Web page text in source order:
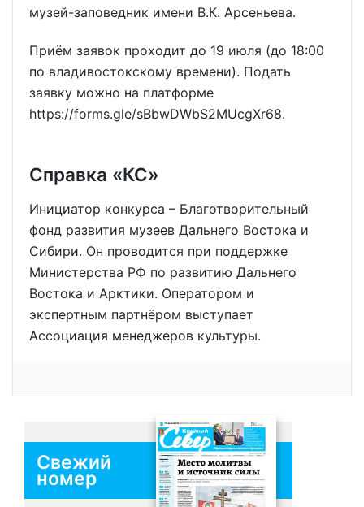
музей-заповедник имени В.К. Арсеньева.
Приём заявок проходит до 19 июля (до 18:00
по владивостокскому времени). Подать
заявку можно на платформе
https://forms.gle/sBbwDWbS2MUcgXr68.
Справка «КС»
Инициатор конкурса – Благотворительный
фонд развития музеев Дальнего Востока и
Сибири. Он проводится при поддержке
Министерства РФ по развитию Дальнего
Востока и Арктики. Оператором и
экспертным партнёром выступает
Ассоциация менеджеров культуры.
Свежий
номер